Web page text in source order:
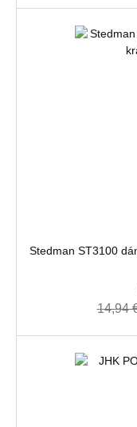
Stedman ST3100
14,94